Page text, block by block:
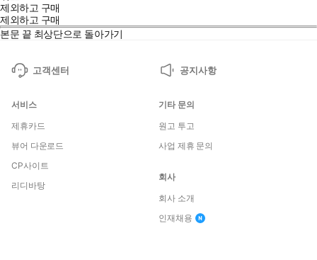
제외하고 구매
제외하고 구매
본문 끝 최상단으로 돌아가기
고객센터 공지사항
서비스
제휴카드
뷰어 다운로드
CP사이트
리디바탕
기타 문의
원고 투고
사업 제휴 문의
회사
회사 소개
인재채용